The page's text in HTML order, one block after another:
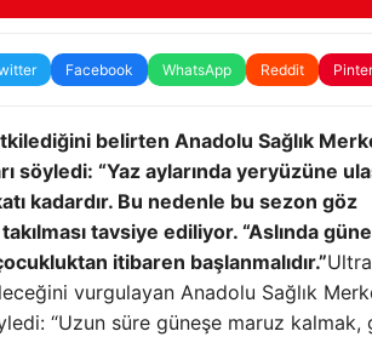
Facebook WhatsApp Reddit
belirten Anadolu Sağlık
söyledi: “Yaz aylarında yeryüzüne
kadardır. Bu nedenle bu sezon göz
tavsiye ediliyor. “Aslında
itibaren başlanmalıdır.”
vurgulayan Anadolu Sağlık
“Uzun süre güneşe maruz kalmak,